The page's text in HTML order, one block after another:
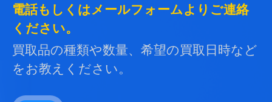
電話もしくはメールフォームよりご連絡
ください。
買取品の種類や数量、希望の買取日時など
をお教えください。